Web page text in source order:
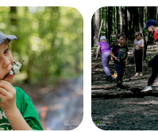
походы подходят для